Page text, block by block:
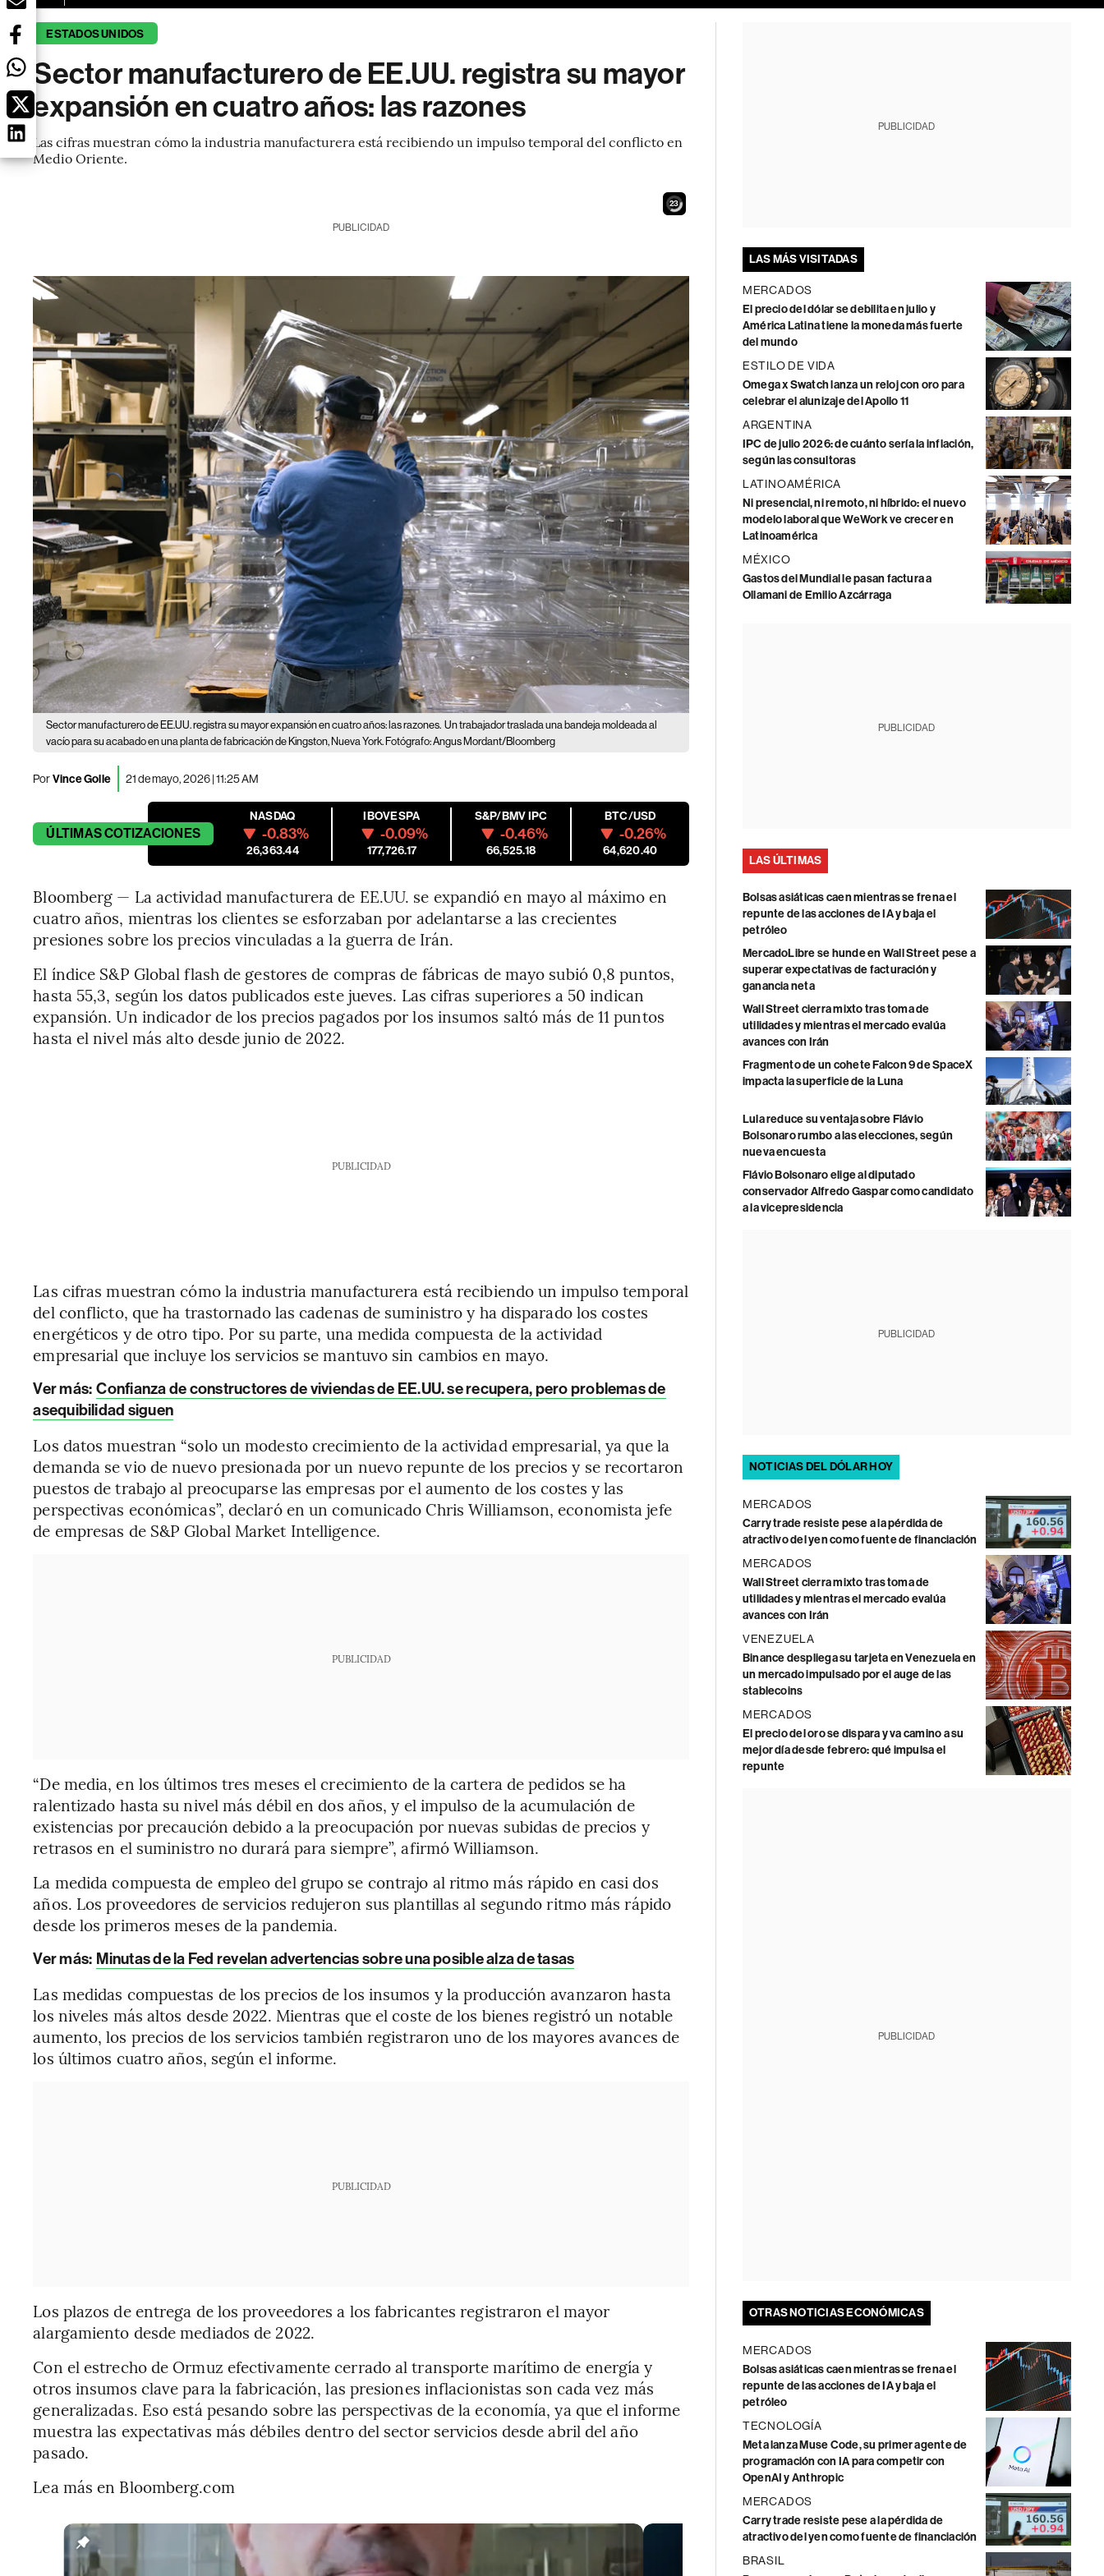
ESTADOS UNIDOS
Sector manufacturero de EE.UU. registra su mayor
expansión en cuatro años: las razones
Las cifras muestran cómo la industria manufacturera está recibiendo un impulso temporal del conflicto en
Medio Oriente.
21
PUBLICIDAD
Sector manufacturero de EE.UU. registra su mayor expansión en cuatro años: las razones. Un trabajador traslada una bandeja moldeada al
vacío para su acabado en una planta de fabricación de Kingston, Nueva York. Fotógrafo: Angus Mordant/Bloomberg
PorVince Golle 21 de mayo, 2026 | 11:25 AM
ÚLTIMASCOTIZACIONES
NASDAQ
-0.83%
26,363.44
IBOVESPA
-0.09%
177,726.17
S&P/BMV IPC
-0.46%
66,525.18
BTC/USD
-0.26%
64,620.40
Bloomberg — La actividad manufacturera de EE.UU. se expandió en mayo al máximo en
cuatro años, mientras los clientes se esforzaban por adelantarse a las crecientes
presiones sobre los precios vinculadas a la guerra de Irán.
El índice S&P Global flash de gestores de compras de fábricas de mayo subió 0,8 puntos,
hasta 55,3, según los datos publicados este jueves. Las cifras superiores a 50 indican
expansión. Un indicador de los precios pagados por los insumos saltó más de 11 puntos
hasta el nivel más alto desde junio de 2022.
PUBLICIDAD
Las cifras muestran cómo la industria manufacturera está recibiendo un impulso temporal
del conflicto, que ha trastornado las cadenas de suministro y ha disparado los costes
energéticos y de otro tipo. Por su parte, una medida compuesta de la actividad
empresarial que incluye los servicios se mantuvo sin cambios en mayo.
Ver más: Confianza de constructores de viviendas de EE.UU. se recupera, pero problemas de
asequibilidad siguen
Los datos muestran “solo un modesto crecimiento de la actividad empresarial, ya que la
demanda se vio de nuevo presionada por un nuevo repunte de los precios y se recortaron
puestos de trabajo al preocuparse las empresas por el aumento de los costes y las
perspectivas económicas”, declaró en un comunicado Chris Williamson, economista jefe
de empresas de S&P Global Market Intelligence.
PUBLICIDAD
“De media, en los últimos tres meses el crecimiento de la cartera de pedidos se ha
ralentizado hasta su nivel más débil en dos años, y el impulso de la acumulación de
existencias por precaución debido a la preocupación por nuevas subidas de precios y
retrasos en el suministro no durará para siempre”, afirmó Williamson.
La medida compuesta de empleo del grupo se contrajo al ritmo más rápido en casi dos
años. Los proveedores de servicios redujeron sus plantillas al segundo ritmo más rápido
desde los primeros meses de la pandemia.
Ver más: Minutas de la Fed revelan advertencias sobre una posible alza de tasas
Las medidas compuestas de los precios de los insumos y la producción avanzaron hasta
los niveles más altos desde 2022. Mientras que el coste de los bienes registró un notable
aumento, los precios de los servicios también registraron uno de los mayores avances de
los últimos cuatro años, según el informe.
PUBLICIDAD
Los plazos de entrega de los proveedores a los fabricantes registraron el mayor
alargamiento desde mediados de 2022.
Con el estrecho de Ormuz efectivamente cerrado al transporte marítimo de energía y
otros insumos clave para la fabricación, las presiones inflacionistas son cada vez más
generalizadas. Eso está pesando sobre las perspectivas de la economía, ya que el informe
muestra las expectativas más débiles dentro del sector servicios desde abril del año
pasado.
Lea más en Bloomberg.com
PUBLICIDAD
LAS MÁS VISITADAS
MERCADOS
El precio del dólar se debilita en julio y
América Latina tiene la moneda más fuerte
del mundo
ESTILO DE VIDA
Omega x Swatch lanza un reloj con oro para
celebrar el alunizaje del Apollo 11
ARGENTINA
IPC de julio 2026: de cuánto sería la inflación,
según las consultoras
LATINOAMÉRICA
Ni presencial, ni remoto, ni híbrido: el nuevo
modelo laboral que WeWork ve crecer en
Latinoamérica
MÉXICO
Gastos del Mundial le pasan factura a
Ollamani de Emilio Azcárraga
PUBLICIDAD
LAS ÚLTIMAS
Bolsas asiáticas caen mientras se frena el
repunte de las acciones de IA y baja el
petróleo
MercadoLibre se hunde en Wall Street pese a
superar expectativas de facturación y
ganancia neta
Wall Street cierra mixto tras toma de
utilidades y mientras el mercado evalúa
avances con Irán
Fragmento de un cohete Falcon 9 de SpaceX
impacta la superficie de la Luna
Lula reduce su ventaja sobre Flávio
Bolsonaro rumbo a las elecciones, según
nueva encuesta
Flávio Bolsonaro elige al diputado
conservador Alfredo Gaspar como candidato
a la vicepresidencia
PUBLICIDAD
NOTICIAS DEL DÓLAR HOY
MERCADOS
Carry trade resiste pese a la pérdida de
atractivo del yen como fuente de financiación
MERCADOS
Wall Street cierra mixto tras toma de
utilidades y mientras el mercado evalúa
avances con Irán
VENEZUELA
Binance despliega su tarjeta en Venezuela en
un mercado impulsado por el auge de las
stablecoins
MERCADOS
El precio del oro se dispara y va camino a su
mejor día desde febrero: qué impulsa el
repunte
PUBLICIDAD
OTRAS NOTICIAS ECONÓMICAS
MERCADOS
Bolsas asiáticas caen mientras se frena el
repunte de las acciones de IA y baja el
petróleo
TECNOLOGÍA
Meta lanza Muse Code, su primer agente de
programación con IA para competir con
OpenAI y Anthropic
MERCADOS
Carry trade resiste pese a la pérdida de
atractivo del yen como fuente de financiación
BRASIL